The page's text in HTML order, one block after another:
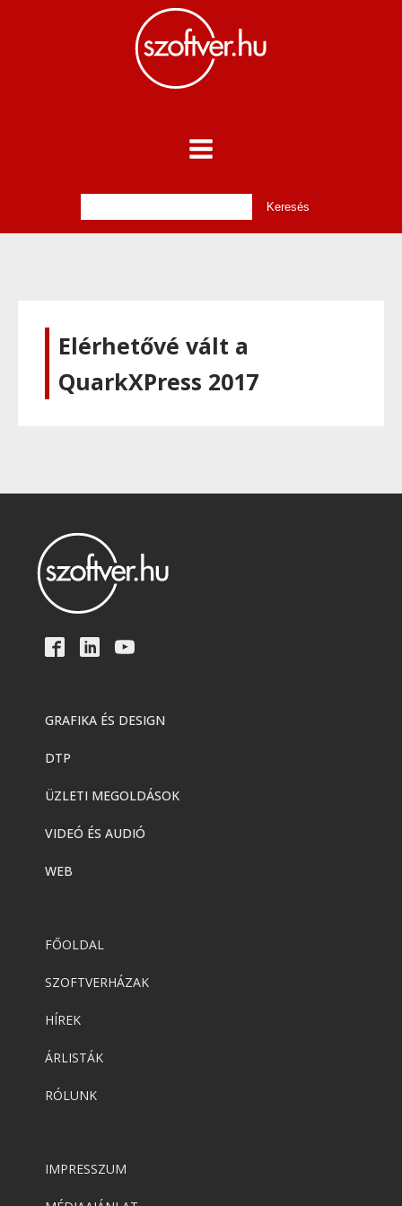
Elérhetővé vált a
QuarkXPress 2017
GRAFIKA ÉS DESIGN
DTP
ÜZLETI MEGOLDÁSOK
VIDEÓ ÉS AUDIÓ
WEB
FŐOLDAL
SZOFTVERHÁZAK
HÍREK
ÁRLISTÁK
RÓLUNK
IMPRESSZUM